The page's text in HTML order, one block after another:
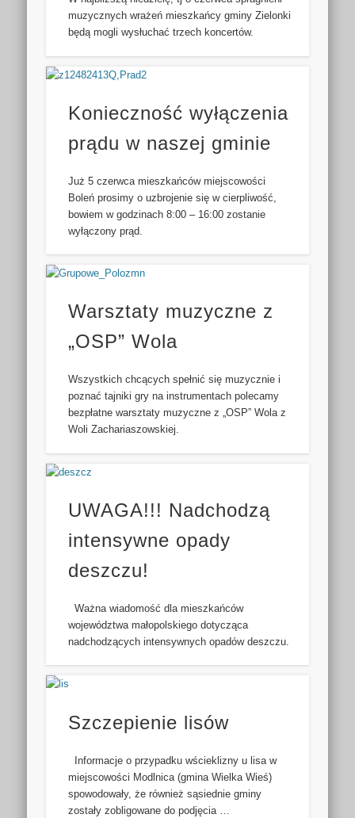
muzycznych wrażeń mieszkańcy gminy Zielonki
będą mogli wysłuchać trzech koncertów.
Konieczność wyłączenia
prądu w naszej gminie
Już 5 czerwca mieszkańców miejscowości
Boleń prosimy o uzbrojenie się w cierpliwość,
bowiem w godzinach 8:00 – 16:00 zostanie
wyłączony prąd.
Warsztaty muzyczne z
„OSP” Wola
Wszystkich chcących spełnić się muzycznie i
poznać tajniki gry na instrumentach polecamy
bezpłatne warsztaty muzyczne z „OSP” Wola z
Woli Zachariaszowskiej.
UWAGA!!! Nadchodzą
intensywne opady
deszczu!
Ważna wiadomość dla mieszkańców
województwa małopolskiego dotycząca
nadchodzących intensywnych opadów deszczu.
Szczepienie lisów
Informacje o przypadku wścieklizny u lisa w
miejscowości Modlnica (gmina Wielka Wieś)
spowodowały, że również sąsiednie gminy
zostały zobligowane do podjęcia …